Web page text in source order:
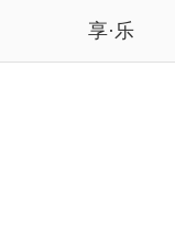
享·乐